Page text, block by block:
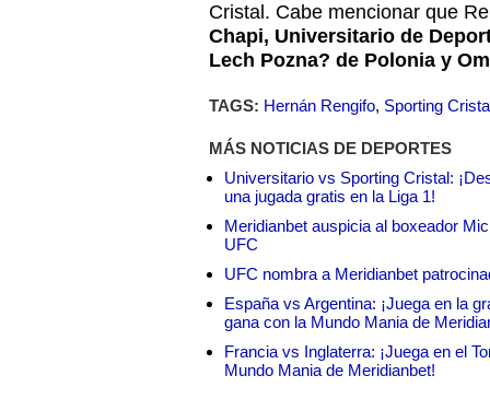
Cristal. Cabe mencionar que
Chapi, Universitario de
Lech Pozna? de Polonia y
TAGS: Hernán Rengifo, Sporting
MÁS NOTICIAS DE DEPORTES
Universitario vs Sporting Cristal:
una jugada gratis en la Liga 1!
Meridianbet auspicia al boxeador
UFC
UFC nombra a Meridianbet
España vs Argentina: ¡Juega en la
gana con la Mundo Mania de
Francia vs Inglaterra: ¡Juega en el
Mundo Mania de Meridianbet!